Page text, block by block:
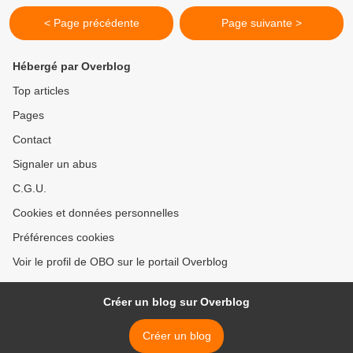
< Page précédente Page suivante >
Hébergé par Overblog
Top articles
Pages
Contact
Signaler un abus
C.G.U.
Cookies et données personnelles
Préférences cookies
Voir le profil de OBO sur le portail Overblog
Créer un blog sur Overblog
Créer un blog